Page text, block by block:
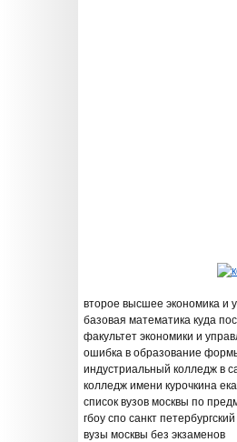
второе высшее экономика и
базовая математика куда
факультет экономики и
ошибка в образование
индустриальный колледж в
колледж имени курочкина
список вузов москвы по
гбоу спо санкт
вузы москвы без экзаменов